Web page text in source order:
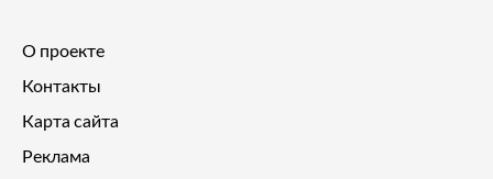
О проекте
Контакты
Карта сайта
Реклама